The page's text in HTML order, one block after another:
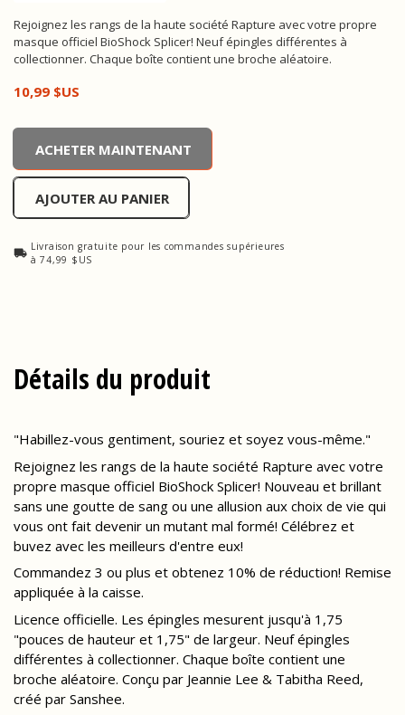
Rejoignez les rangs de la haute société Rapture avec votre propre
masque officiel BioShock Splicer! Neuf épingles différentes à
collectionner. Chaque boîte contient une broche aléatoire.
10,99 $US
ACHETER MAINTENANT
AJOUTER AU PANIER
BioShock Splicer Masquerade Pin Blind Box, , 10,99 $US
Livraison gratuite pour les commandes supérieures
à 74,99 $US
Détails du produit
"Habillez-vous gentiment, souriez et soyez vous-même."
Rejoignez les rangs de la haute société Rapture avec votre
propre masque officiel BioShock Splicer! Nouveau et brillant
sans une goutte de sang ou une allusion aux choix de vie qui
vous ont fait devenir un mutant mal formé! Célébrez et
buvez avec les meilleurs d'entre eux!
Commandez 3 ou plus et obtenez 10% de réduction! Remise
appliquée à la caisse.
Licence officielle. Les épingles mesurent jusqu'à 1,75
"pouces de hauteur et 1,75" de largeur. Neuf épingles
différentes à collectionner. Chaque boîte contient une
broche aléatoire. Conçu par Jeannie Lee & Tabitha Reed,
créé par Sanshee.